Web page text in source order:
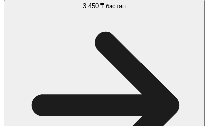
3 450 ₸ бастап